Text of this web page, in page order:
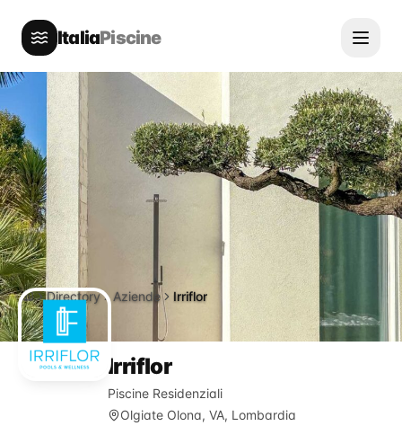
ItaliaPiscine
HomeDirectory Aziende Irriflor
Irriflor
Piscine Residenziali
Olgiate Olona, VA, Lombardia